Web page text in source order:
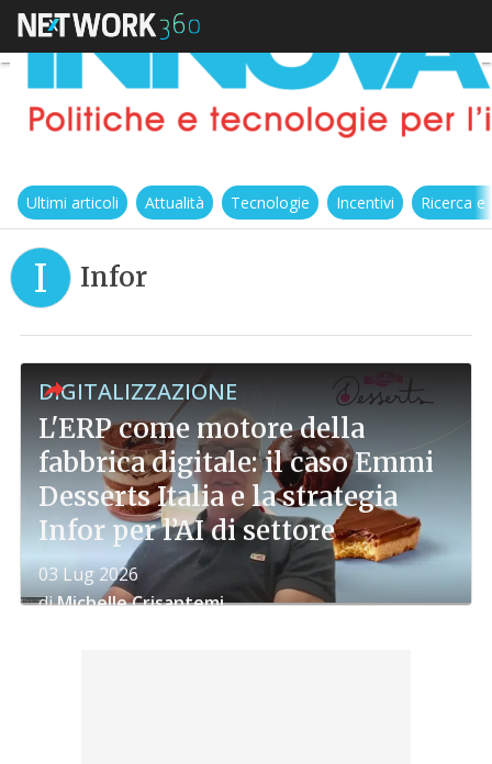
Ultimi articoli Attualità Tecnologie Incentivi Ricerca
I Infor
DIGITALIZZAZIONE
L'ERP come motore della
fabbrica digitale: il caso Emmi
Desserts Italia e la strategia
Infor per l’AI di settore
03 Lug 2026
diMichelle Crisantemi